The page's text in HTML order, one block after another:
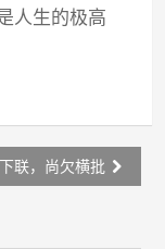
人生的极高
联，尚欠横批